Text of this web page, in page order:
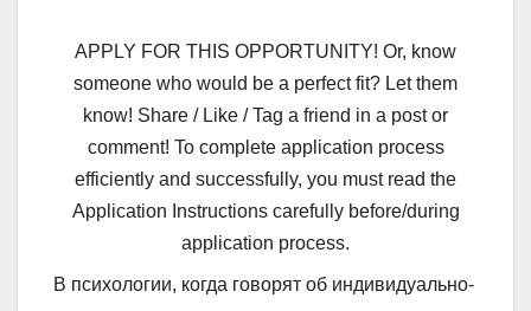
APPLY FOR THIS OPPORTUNITY! Or, know
someone who would be a perfect fit? Let them
know! Share / Like / Tag a friend in a post or
comment! To complete application process
efficiently and successfully, you must read the
Application Instructions carefully before/during
application process.
В психологии, когда говорят об индивидуально-